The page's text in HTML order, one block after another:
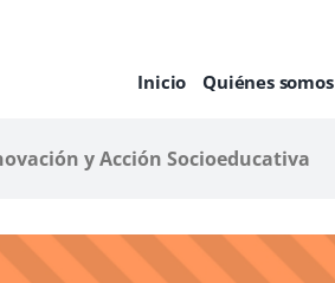
Inicio Quiénes somos
y Acción Socioeducativa